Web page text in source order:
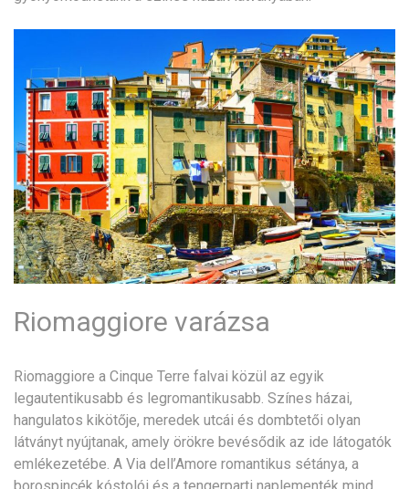
Riomaggiore varázsa
Riomaggiore a Cinque Terre falvai közül az egyik
legautentikusabb és legromantikusabb. Színes házai,
hangulatos kikötője, meredek utcái és dombtetői olyan
látványt nyújtanak, amely örökre bevésődik az ide látogatók
emlékezetébe. A Via dell’Amore romantikus sétánya, a